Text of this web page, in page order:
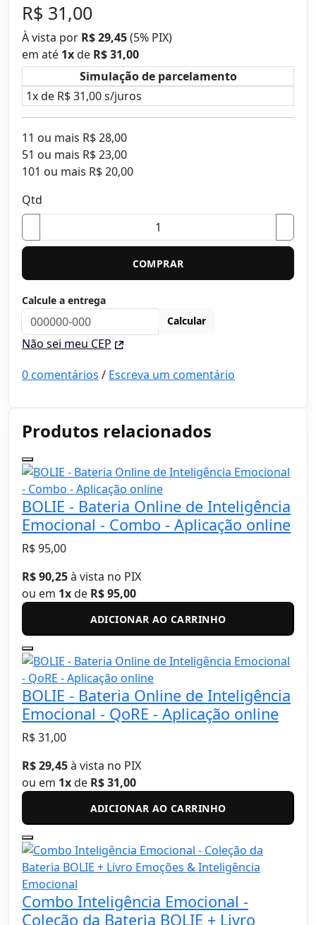
R$ 31,00
À vista por R$ 29,45(5% PIX)
em até 1xde R$ 31,00
Simulação de parcelamento
1x de R$ 31,00 s/juros
11 ou mais R$ 28,00
51 ou mais R$ 23,00
101 ou mais R$ 20,00
Qtd
COMPRAR
Calcule a entrega
Calcular
Não sei meu CEP
0 comentários / Escreva um comentário
Produtos relacionados
BOLIE - Bateria Online de Inteligência
Emocional - Combo - Aplicação online
R$ 95,00
R$ 90,25à vista no PIX
ou em 1xde R$ 95,00
ADICIONAR AO CARRINHO
BOLIE - Bateria Online de Inteligência
Emocional - QoRE - Aplicação online
R$ 31,00
R$ 29,45à vista no PIX
ou em 1xde R$ 31,00
ADICIONAR AO CARRINHO
Combo Inteligência Emocional -
Coleção da Bateria BOLIE + Livro